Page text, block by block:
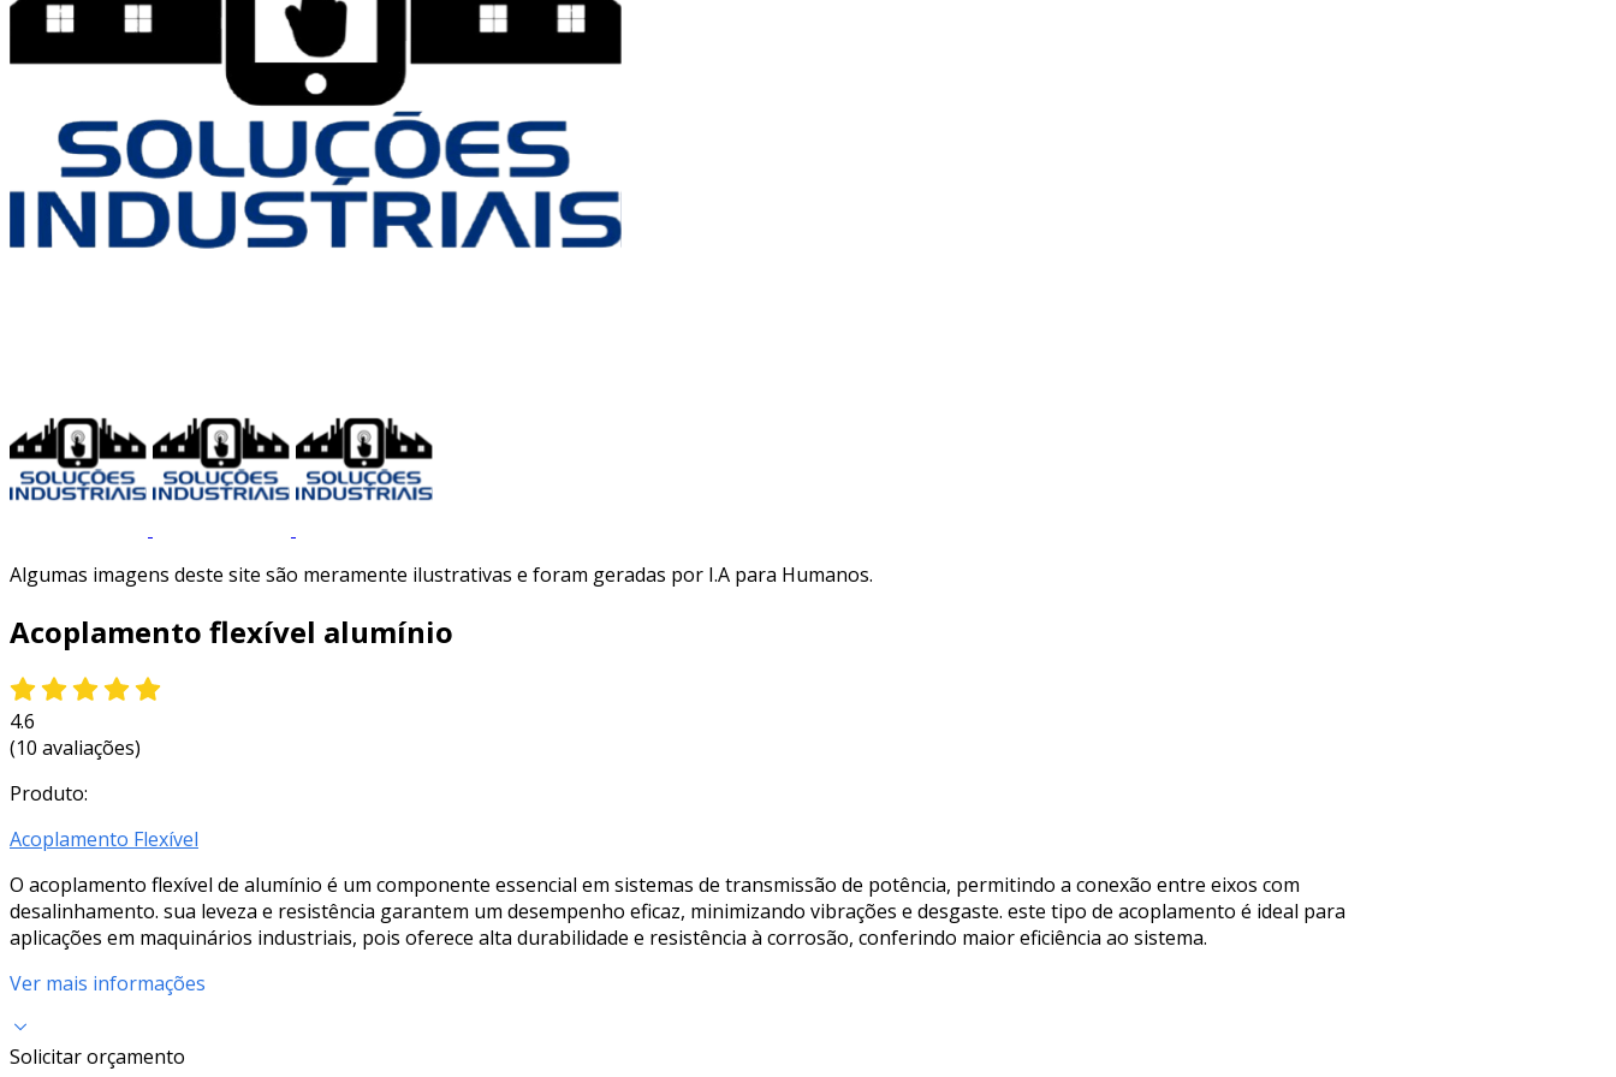
Algumas imagens deste site são meramente ilustrativas e foram geradas por I.A para Humanos.
Acoplamento flexível alumínio
4.6
(10 avaliações)
Produto:
Acoplamento Flexível
O acoplamento flexível de alumínio é um componente essencial em sistemas de transmissão de potência, permitindo a conexão entre eixos com
desalinhamento. sua leveza e resistência garantem um desempenho eficaz, minimizando vibrações e desgaste. este tipo de acoplamento é ideal para
aplicações em maquinários industriais, pois oferece alta durabilidade e resistência à corrosão, conferindo maior eficiência ao sistema.
Ver mais informações
Solicitar orçamento